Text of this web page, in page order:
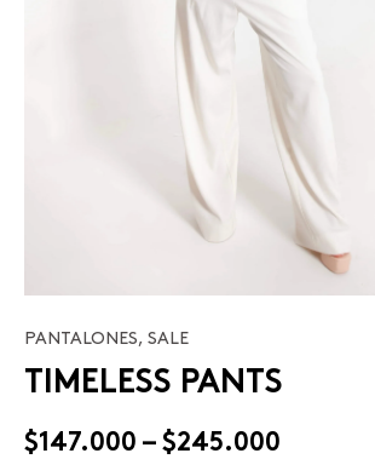
PANTALONES, SALE
TIMELESS PANTS
$147.000 – $245.000
TIMELESS
PANTS